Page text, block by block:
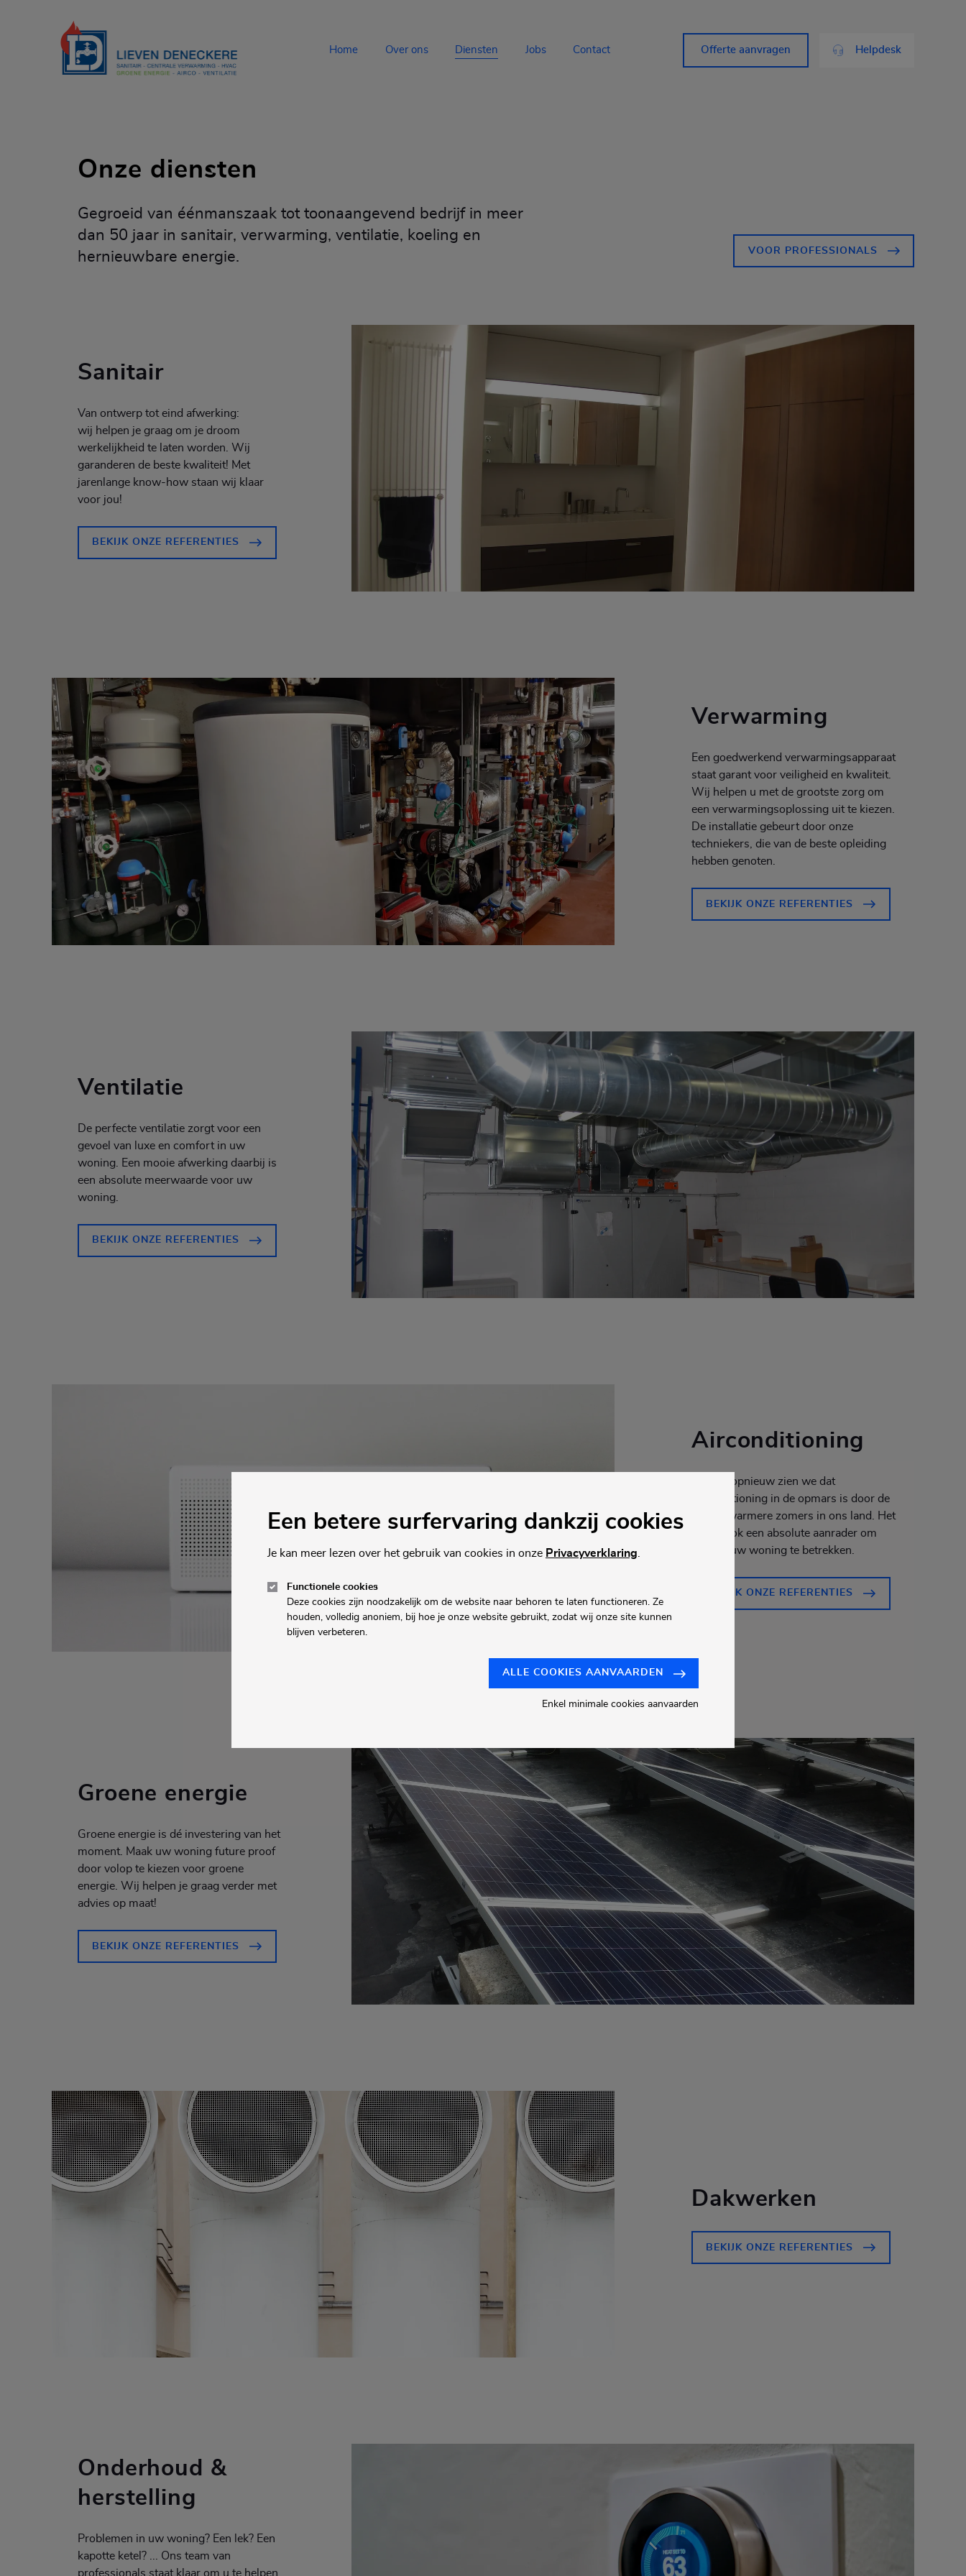
Home Over ons Diensten Jobs Contact Offerte aanvragen Helpdesk
Onze diensten
Gegroeid van éénmanszaak tot toonaangevend bedrijf in meer
dan 50 jaar in sanitair, verwarming, ventilatie, koeling en
hernieuwbare energie.
VOOR PROFESSIONALS
Sanitair
Van ontwerp tot eind afwerking:
wij helpen je graag om je droom
werkelijkheid te laten worden. Wij
garanderen de beste kwaliteit! Met
jarenlange know-how staan wij klaar
voor jou!
BEKIJK ONZE REFERENTIES
Verwarming
Een goedwerkend verwarmingsapparaat
staat garant voor veiligheid en kwaliteit.
Wij helpen u met de grootste zorg om
een verwarmingsoplossing uit te kiezen.
De installatie gebeurt door onze
techniekers, die van de beste opleiding
hebben genoten.
BEKIJK ONZE REFERENTIES
Ventilatie
De perfecte ventilatie zorgt voor een
gevoel van luxe en comfort in uw
woning. Een mooie afwerking daarbij is
een absolute meerwaarde voor uw
woning.
BEKIJK ONZE REFERENTIES
Airconditioning
Elk jaar opnieuw zien we dat
airconditioning in de opmars is door de
steeds warmere zomers in ons land. Het
is dan ook een absolute aanrader om
deze in uw woning te betrekken.
BEKIJK ONZE REFERENTIES
Groene energie
Groene energie is dé investering van het
moment. Maak uw woning future proof
door volop te kiezen voor groene
energie. Wij helpen je graag verder met
advies op maat!
BEKIJK ONZE REFERENTIES
Dakwerken
BEKIJK ONZE REFERENTIES
Onderhoud &
herstelling
Problemen in uw woning? Een lek? Een
kapotte ketel? ... Ons team van
professionals staat klaar om u te helpen
Een betere surfervaring dankzij cookies
Je kan meer lezen over het gebruik van cookies in onze Privacyverklaring
Functionele cookies
Deze cookies zijn noodzakelijk om de website naar behoren te laten functioneren. Ze
houden, volledig anoniem, bij hoe je onze website gebruikt, zodat wij onze site kunnen
blijven verbeteren.
ALLE COOKIES AANVAARDEN
Enkel minimale cookies aanvaarden